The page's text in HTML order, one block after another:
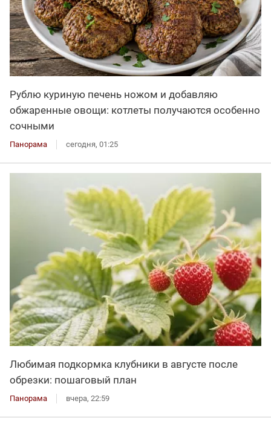
Рублю куриную печень ножом и добавляю
обжаренные овощи: котлеты получаются особенно
сочными
Панорама сегодня, 01:25
Любимая подкормка клубники в августе после
обрезки: пошаговый план
Панорама вчера, 22:59